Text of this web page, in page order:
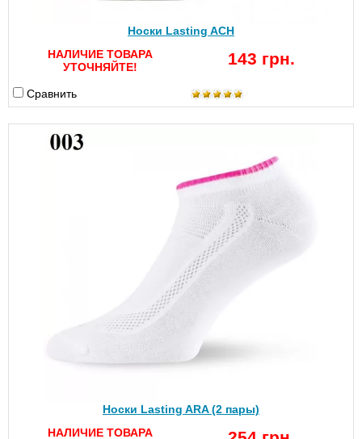
Носки Lasting ACH
НАЛИЧИЕ ТОВАРА
УТОЧНЯЙТЕ!
143 грн.
Сравнить
Носки Lasting ARA (2 пары)
НАЛИЧИЕ ТОВАРА